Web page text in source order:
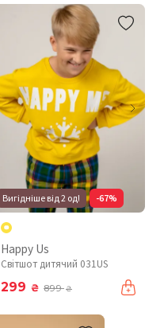
Вигідніше від 2 од! -67%
Happy Us
Світшот дитячий 031US
299 ₴ 899₴